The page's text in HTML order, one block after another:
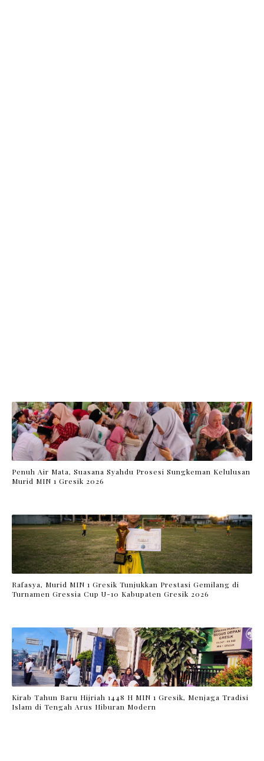
Penuh Air Mata, Suasana Syahdu Prosesi Sungkeman Kelulusan
Murid MIN 1 Gresik 2026
Rafasya, Murid MIN 1 Gresik Tunjukkan Prestasi Gemilang di
Turnamen Gressia Cup U-10 Kabupaten Gresik 2026
Kirab Tahun Baru Hijriah 1448 H MIN 1 Gresik, Menjaga Tradisi
Islam di Tengah Arus Hiburan Modern